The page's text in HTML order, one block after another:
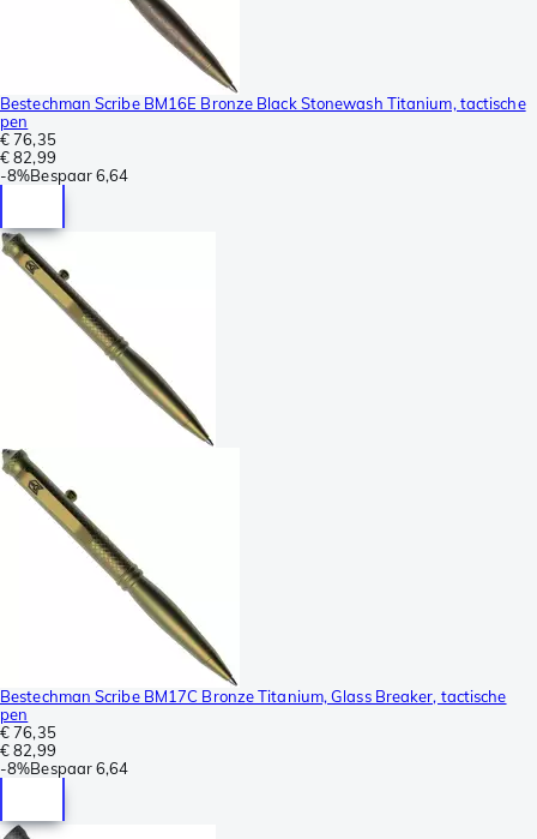
Bestechman Scribe BM16E Bronze Black Stonewash Titanium, tactische
pen
€ 76,35
€ 82,99
-8%Bespaar6,64
Bestechman Scribe BM17C Bronze Titanium, Glass Breaker, tactische
pen
€ 76,35
€ 82,99
-8%Bespaar6,64